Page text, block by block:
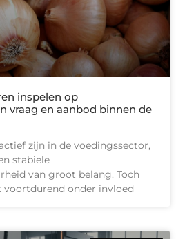
inspelen op
vraag en aanbod binnen de
zijn in de voedingssector,
stabiele
van groot belang. Toch
voortdurend onder invloed